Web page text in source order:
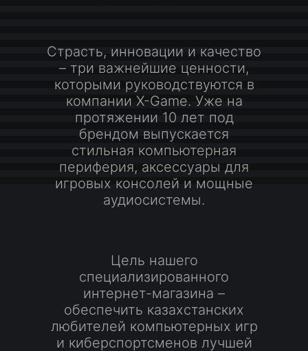
Страсть, инновации и качество
– три важнейшие ценности,
которыми руководствуются в
компании X-Game. Уже на
протяжении 10 лет под
брендом выпускается
стильная компьютерная
периферия, аксессуары для
игровых консолей и мощные
аудиосистемы.
Цель нашего
специализированного
интернет-магазина –
обеспечить казахстанских
любителей компьютерных игр
и киберспортсменов лучшей